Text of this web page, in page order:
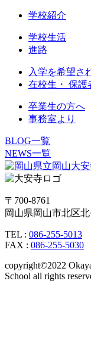
学校紹介
学校生活
進路
入学を希望さ
在校生・ 保護
卒業生の方へ
事務室より
BLOG一覧
NEWS一覧
〒700-8761
岡山県岡山市北区
TEL : 086-255-5013
FAX : 086-255-5030
copyright©2022
School all rights